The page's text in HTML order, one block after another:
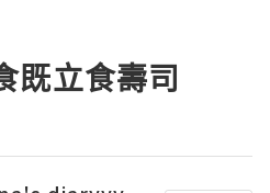
既立食壽司